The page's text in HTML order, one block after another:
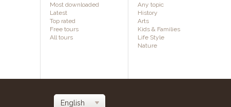
Most downloaded
Latest
Top rated
Free tours
All tours
Any topic
History
Arts
Kids & Families
Life Style
Nature